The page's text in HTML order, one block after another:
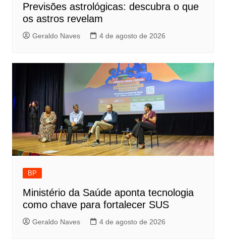
Previsões astrológicas: descubra o que
os astros revelam
Geraldo Naves 4 de agosto de 2026
BP
Ministério da Saúde aponta tecnologia
como chave para fortalecer SUS
Geraldo Naves 4 de agosto de 2026